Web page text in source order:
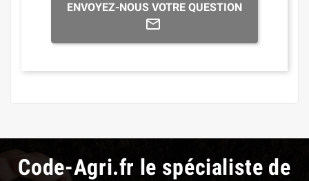
ENVOYEZ-NOUS VOTRE QUESTION
Code-Agri.fr le spécialiste de